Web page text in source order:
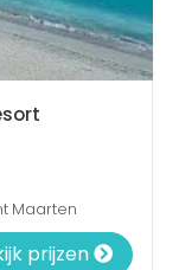
Maarten
prijzen